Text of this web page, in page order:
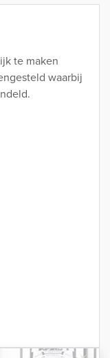
te maken
waarbij